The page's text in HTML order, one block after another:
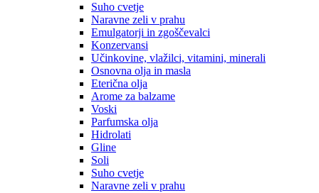
Suho cvetje
Naravne zeli v prahu
Emulgatorji in zgoščevalci
Konzervansi
Učinkovine, vlažilci, vitamini, minerali
Osnovna olja in masla
Eterična olja
Arome za balzame
Voski
Parfumska olja
Hidrolati
Gline
Soli
Suho cvetje
Naravne zeli v prahu